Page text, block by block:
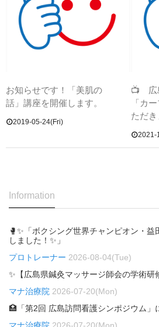
お知らせです！「美肌の
話」講座を開催します。
2019-05-24(Fri)
📺 広
「カ
ただき
2021-
Information
🥊✨「ボクシング世界チャンピオン・
しました！✨」
プロトレーナー 2026-08-04(Tue)
✨【広島県鍼灸マッサージ師会の学術研
マナ治療院 2026-07-20(Mon)
🏥「第2回 広島訪問看護シンポジウム」